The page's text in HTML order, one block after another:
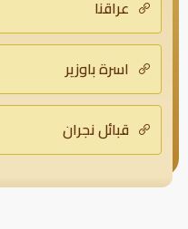
عراقنا
اسرة باوزير
قبائل نجران